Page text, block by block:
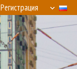
Регистрация